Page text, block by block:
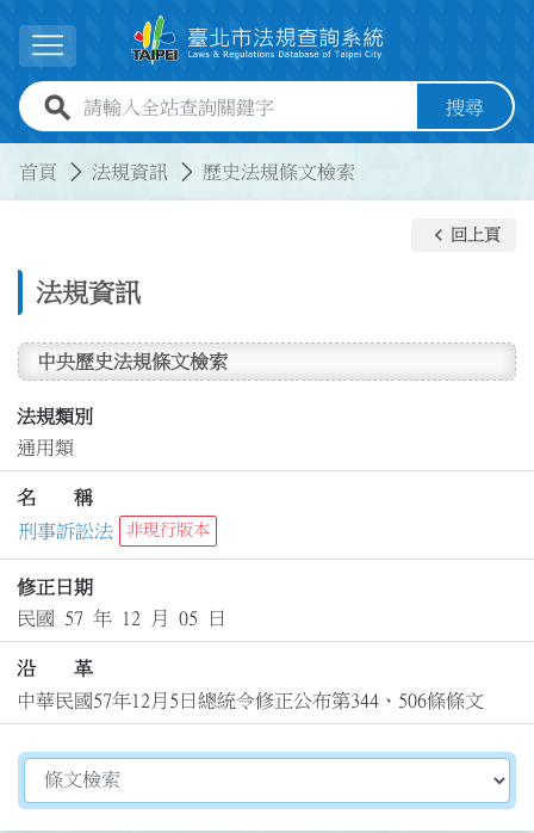
展開選單
全站查詢關鍵字欄位 搜尋
首頁 法規資訊 歷史法規條文檢索
法規資訊
keyboard_arrow_left 回上頁
中央歷史法規條文檢索
法規類別
通用類
名 稱
刑事訴訟法
非現行版本
修正日期
民國 57 年 12 月 05 日
沿 革
中華民國57年12月5日總統令修正公布第344、506條條文
切換選擇法規資訊內容